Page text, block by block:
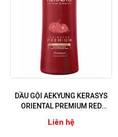
DẦU GỘI AEKYUNG KERASYS
ORIENTAL PREMIUM RED
hỗ trợ mọc tóc) 600ml
Liên hệ